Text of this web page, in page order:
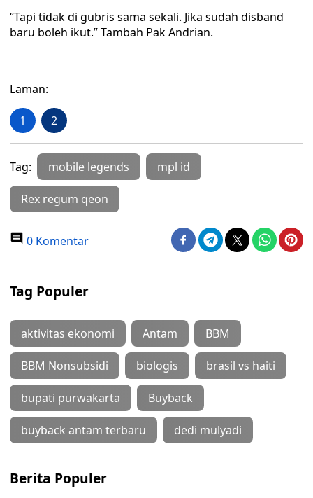
“Tapi tidak di gubris sama sekali. Jika sudah disband
baru boleh ikut.” Tambah Pak Andrian.
Laman:
1 2
Tag: mobile legends mpl id
Rex regum qeon
0 Komentar
Tag Populer
aktivitas ekonomi Antam BBM
BBM Nonsubsidi biologis brasil vs haiti
bupati purwakarta Buyback
buyback antam terbaru dedi mulyadi
Berita Populer